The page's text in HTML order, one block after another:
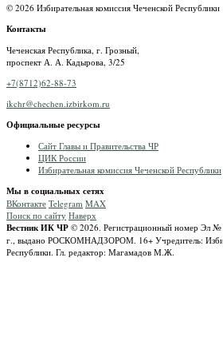
© 2026 Избирательная комиссия Чеченской Республики
Контакты
Чеченская Республика, г. Грозный,
проспект А. А. Кадырова, 3/25
+7(8712)62-88-73
ikchr@chechen.izbirkom.ru
Официальные ресурсы
Сайт Главы и Правительства ЧР
ЦИК России
Избирательная комиссия Чеченской Республики
Мы в социальных сетях
ВКонтакте Telegram MAX
Поиск по сайту Наверх
Вестник ИК ЧР © 2026. Регистрационный номер Эл
г., выдано РОСКОМНАДЗОРОМ. 16+ Учредитель:
Республики. Гл. редактор: Магамадов М.Ж.